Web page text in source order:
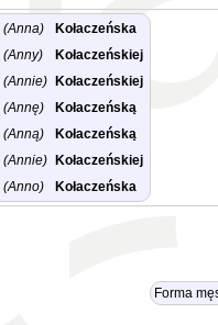
(Anna)
Kołaczeńska
(Anny)
Kołaczeńskiej
(Annie)
Kołaczeńskiej
(Annę)
Kołaczeńską
(Anną)
Kołaczeńską
(Annie)
Kołaczeńskiej
(Anno) Kołaczeńska
Forma